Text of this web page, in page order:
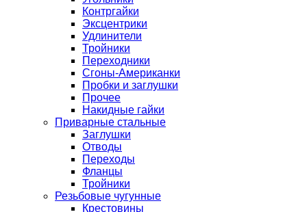
Контргайки
Эксцентрики
Удлинители
Тройники
Переходники
Сгоны-Американки
Пробки и заглушки
Прочее
Накидные гайки
Приварные стальные
Заглушки
Отводы
Переходы
Фланцы
Тройники
Резьбовые чугунные
Крестовины